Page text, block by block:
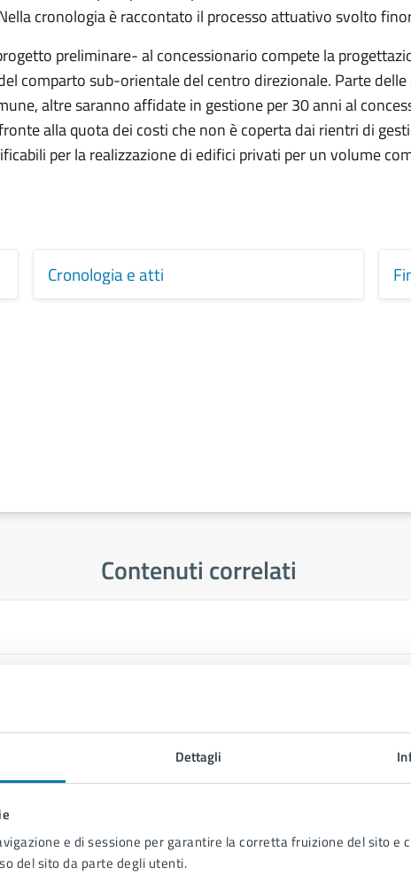
Dettagli
e di sessione per garantire la corretta fruizione del sito e
del sito da parte degli utenti.
cronologia è raccontato il processo attuativo svolto
preliminare- al concessionario compete la
comparto sub-orientale del centro direzionale. Parte
altre saranno affidate in gestione per 30 anni al
alla quota dei costi che non è coperta dai rientri di
per la realizzazione di edifici privati per un volume
Cronologia e atti
Contenuti correlati